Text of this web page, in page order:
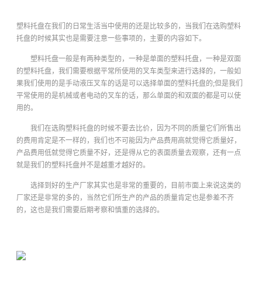
塑料托盘在我们的日常生活当中使用的还是比较多的，当我们在选购塑料
托盘的时候其实也是需要注意一些事项的，主要的内容如下。
塑料托盘一般是有两种类型的，一种是单面的塑料托盘，一种是双面
的塑料托盘，我们需要根据平常所使用的叉车类型来进行选择的，一般如
果我们使用的是手动液压叉车的话是可以选择单面的塑料托盘的;但是我们
平常使用的是机械或者电动的叉车的话，那么单面的和双面的都是可以使
用的。
我们在选购塑料托盘的时候不要去比价，因为不同的质量它们所售出
的费用肯定是不一样的，我们也不可能因为产品费用高就觉得它质量好，
产品费用低就觉得它质量不好，还是得从它的表面质量去观察，还有一点
就是我们的塑料托盘并不是越重才越好的。
选择到好的生产厂家其实也是非常的重要的，目前市面上来说这类的
厂家还是非常的多的，当然它们所生产的产品的质量肯定也是参差不齐
的，这也是我们需要后期考察和慎重的选择的。